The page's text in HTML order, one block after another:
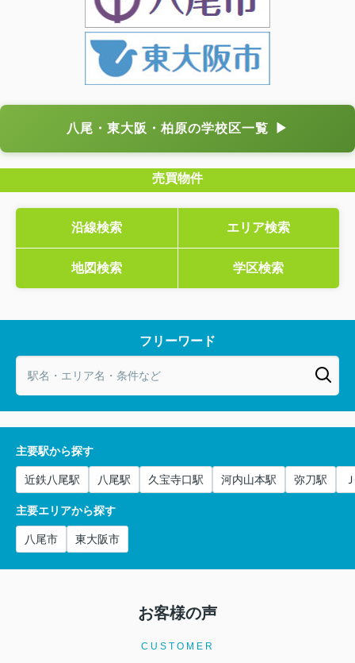
八尾・東大阪・柏原の学校区一覧 ▶
売買物件
沿線検索 エリア検索
地図検索 学区検索
フリーワード
主要駅から探す
近鉄八尾駅 八尾駅 久宝寺口駅 河内山本駅 弥刀駅
主要エリアから探す
八尾市 東大阪市
お客様の声
CUSTOMER